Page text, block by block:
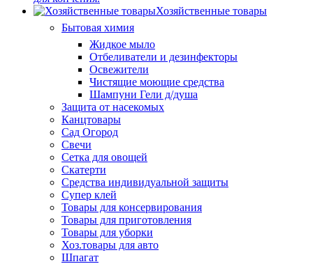
Хозяйственные товары
Бытовая химия
Жидкое мыло
Отбеливатели и дезинфекторы
Освежители
Чистящие моющие средства
Шампуни Гели д/душа
Защита от насекомых
Канцтовары
Сад Огород
Свечи
Сетка для овощей
Скатерти
Средства индивидуальной защиты
Супер клей
Товары для консервирования
Товары для приготовления
Товары для уборки
Хоз.товары для авто
Шпагат